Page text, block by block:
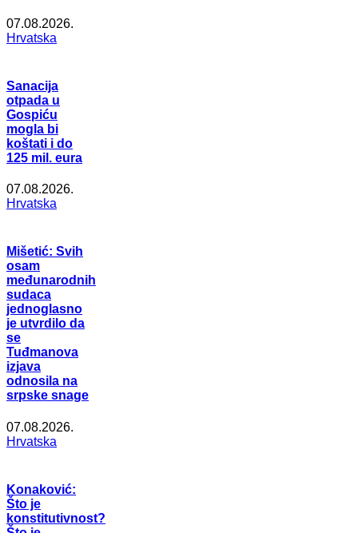
07.08.2026.
Hrvatska
Sanacija
otpada u
Gospiću
mogla bi
koštati i do
125 mil. eura
07.08.2026.
Hrvatska
Mišetić: Svih
osam
međunarodnih
sudaca
jednoglasno
je utvrdilo da
se
Tuđmanova
izjava
odnosila na
srpske snage
07.08.2026.
Hrvatska
Konaković:
Što je
konstitutivnost?